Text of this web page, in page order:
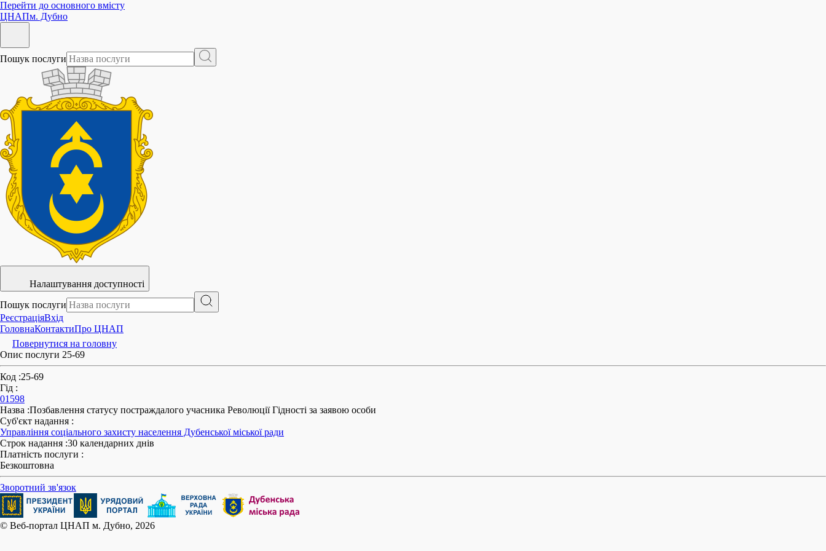
Перейти до основного вмісту
ЦНАПм. Дубно
Пошук послуги
Налаштування доступності
Пошук послуги
РеєстраціяВхід
ГоловнаКонтактиПро ЦНАП
Повернутися на головну
Опис послуги 25-69
Код :25-69
Гід :
01598
Назва :Позбавлення статусу постраждалого учасника Революції Гідності за заявою особи
Суб'єкт надання :
Управління соціального захисту населення Дубенської міської ради
Строк надання :30 календарних днів
Платність послуги :
Безкоштовна
Зворотний зв'язок
© Веб-портал ЦНАП м. Дубно, 2026